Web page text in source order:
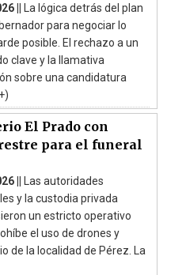
|| La lógica detrás del plan
para negociar lo
posible. El rechazo a un
clave y la llamativa
sobre una candidatura
El Prado con
para el funeral
|| Las autoridades
y la custodia privada
un estricto operativo
el uso de drones y
de la localidad de Pérez. La